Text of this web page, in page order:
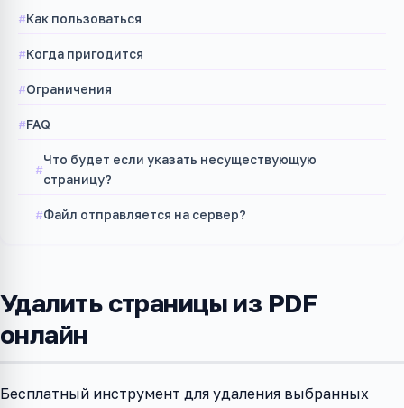
Как пользоваться
Когда пригодится
Ограничения
FAQ
Что будет если указать несуществующую
страницу?
Файл отправляется на сервер?
Удалить страницы из PDF
онлайн
Бесплатный инструмент для удаления выбранных